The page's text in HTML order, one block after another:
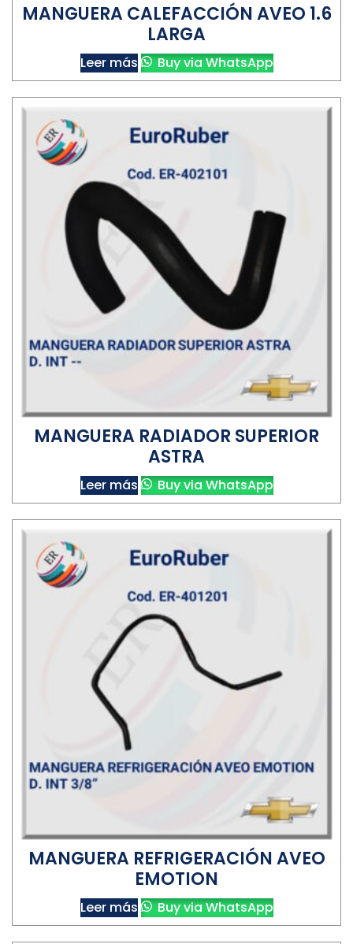
MANGUERA CALEFACCIÓN AVEO 1.6
LARGA
Leer más Buy via WhatsApp
MANGUERA RADIADOR SUPERIOR
ASTRA
Leer más Buy via WhatsApp
MANGUERA REFRIGERACIÓN AVEO
EMOTION
Leer más Buy via WhatsApp